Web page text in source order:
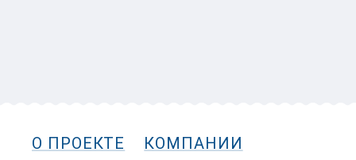
О ПРОЕКТЕ
КОМПАНИИ